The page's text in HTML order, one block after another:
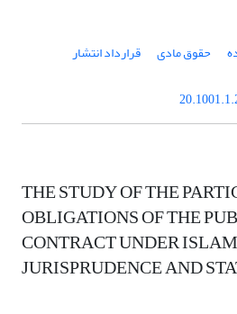
حقوق مادی قرارداد انتشار
THE STUDY OF THE
OBLIGATIONS OF THE
CONTRACT UNDER
JURISPRUDENCE AND